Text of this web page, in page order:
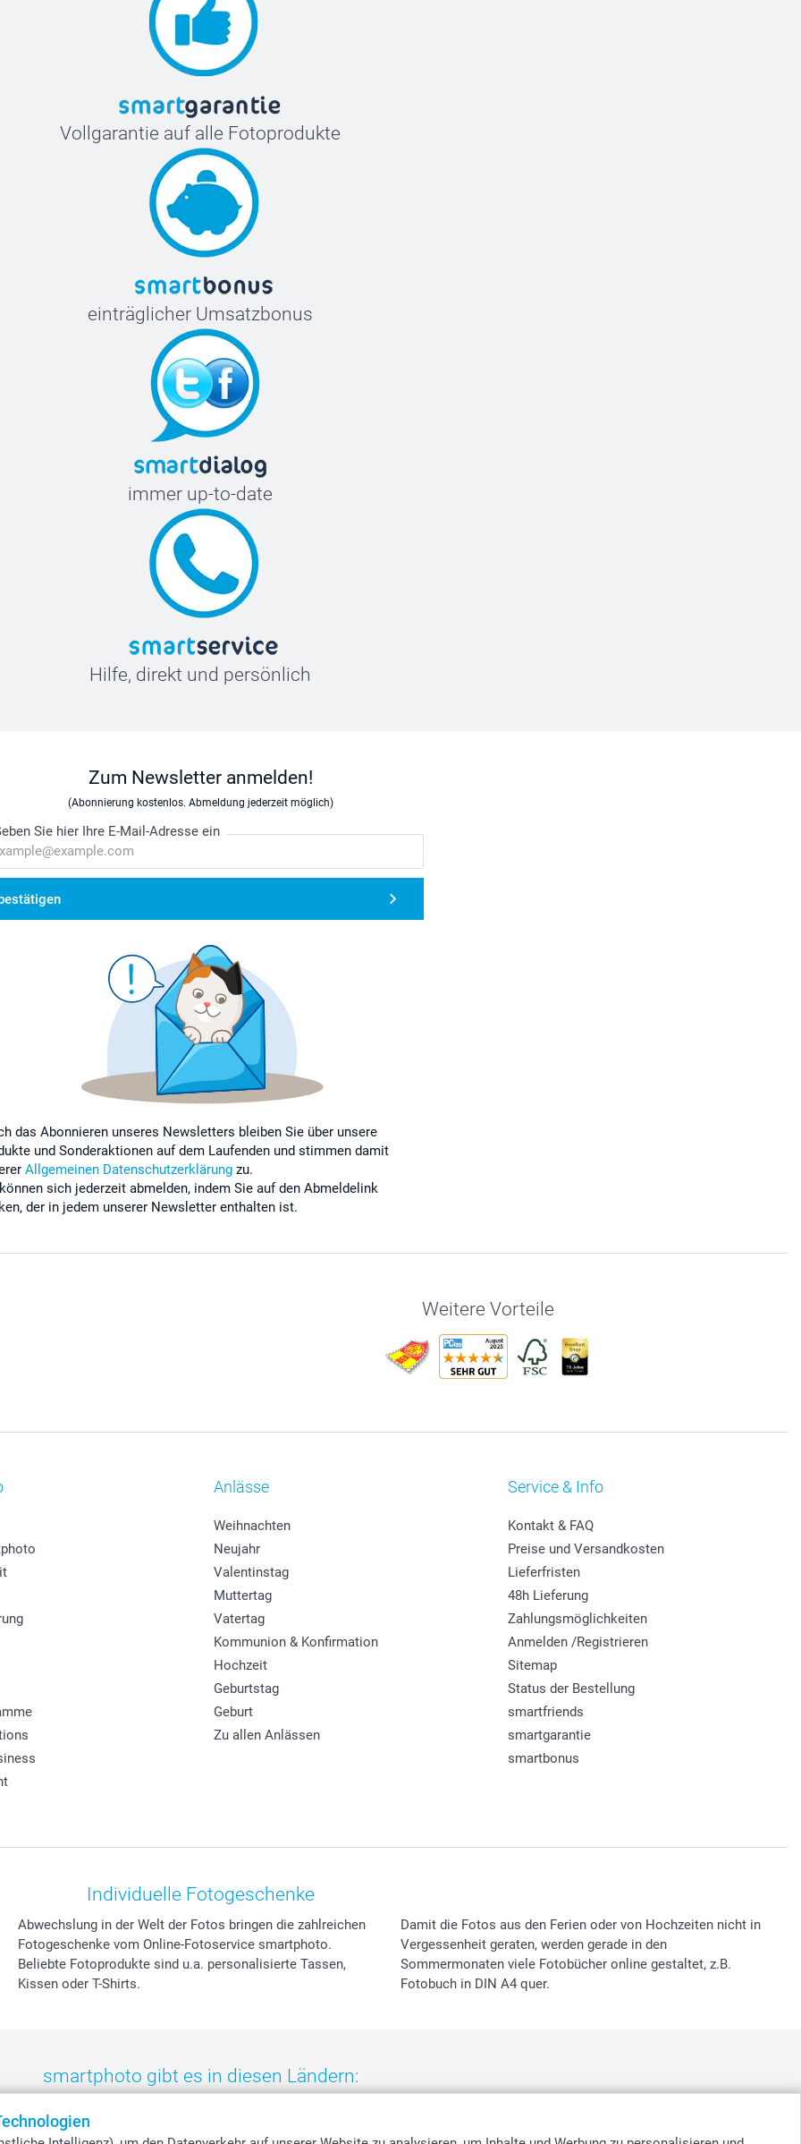
Vollgarantie auf alle Fotoprodukte
einträglicher Umsatzbonus
immer up-to-date
Hilfe, direkt und persönlich
Zum Newsletter anmelden!
(Abonnierung kostenlos. Abmeldung jederzeit möglich)
Sie hier Ihre E-Mail-Adresse ein
das Abonnieren unseres Newsletters bleiben Sie über unsere
und Sonderaktionen auf dem Laufenden und stimmen damit
Allgemeinen Datenschutzerklärung zu.
sich jederzeit abmelden, indem Sie auf den Abmeldelink
der in jedem unserer Newsletter enthalten ist.
Weitere Vorteile
Anlässe
Weihnachten
Neujahr
Valentinstag
Muttertag
Vatertag
Kommunion & Konfirmation
Hochzeit
Geburtstag
Geburt
Zu allen Anlässen
Service & Info
Kontakt & FAQ
Preise und Versandkosten
Lieferfristen
48h Lieferung
Zahlungsmöglichkeiten
Anmelden /Registrieren
Sitemap
Status der Bestellung
smartfriends
smartgarantie
smartbonus
Individuelle Fotogeschenke
Abwechslung in der Welt der Fotos bringen die zahlreichen
Fotogeschenke vom Online-Fotoservice smartphoto.
Beliebte Fotoprodukte sind u.a. personalisierte Tassen,
Kissen oder T-Shirts.
Damit die Fotos aus den Ferien oder von Hochzeiten nicht in
Vergessenheit geraten, werden gerade in den
Sommermonaten viele Fotobücher online gestaltet, z.B.
Fotobuch in DIN A4 quer.
smartphoto gibt es in diesen Ländern: